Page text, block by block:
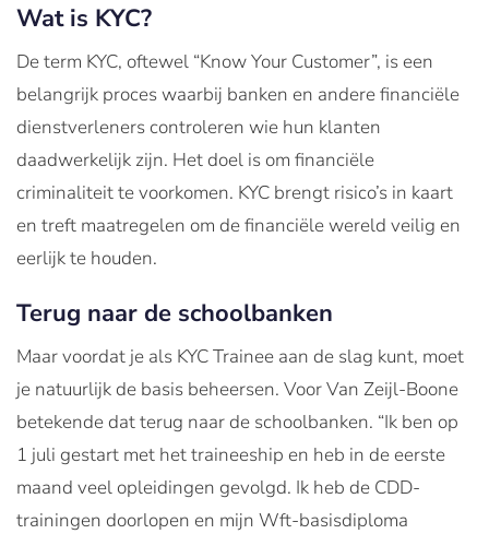
Wat is KYC?
De term KYC, oftewel “Know Your Customer”, is een
belangrijk proces waarbij banken en andere financiële
dienstverleners controleren wie hun klanten
daadwerkelijk zijn. Het doel is om financiële
criminaliteit te voorkomen. KYC brengt risico’s in kaart
en treft maatregelen om de financiële wereld veilig en
eerlijk te houden.
Terug naar de schoolbanken
Maar voordat je als KYC Trainee aan de slag kunt, moet
je natuurlijk de basis beheersen. Voor Van Zeijl-Boone
betekende dat terug naar de schoolbanken. “Ik ben op
1 juli gestart met het traineeship en heb in de eerste
maand veel opleidingen gevolgd. Ik heb de CDD-
trainingen doorlopen en mijn Wft-basisdiploma